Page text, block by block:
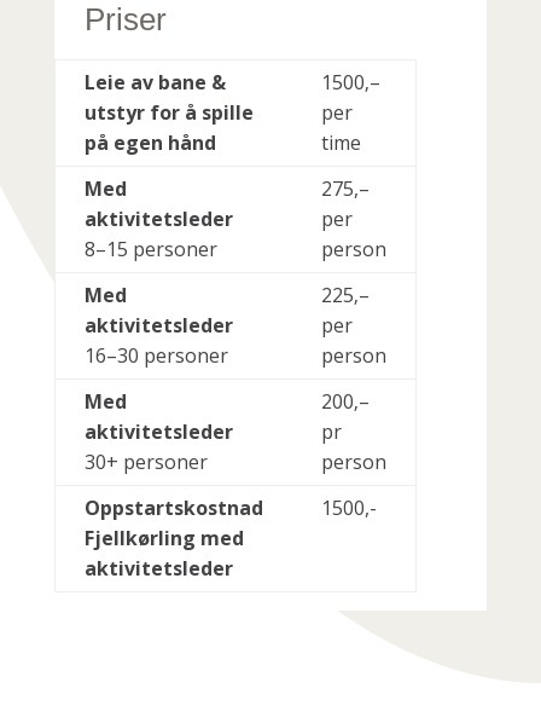
Priser
Leie av bane &
utstyr for å spille
på egen hånd
1500‚–
per
time
Med
aktivitetsleder
8–15 personer
275,–
per
person
Med
aktivitetsleder
16–30 personer
225‚–
per
person
Med
aktivitetsleder
30+ personer
200‚–
pr
person
Oppstartskostnad
Fjellkørling med
aktivitetsleder
1500,-